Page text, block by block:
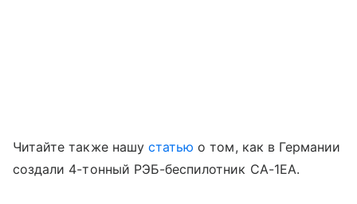
Читайте также нашу статью о том, как в Германии
создали 4-тонный РЭБ-беспилотник CA-1EA.